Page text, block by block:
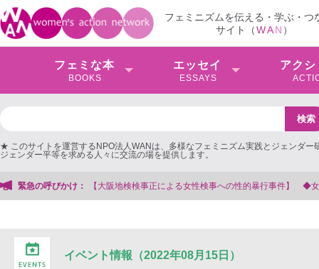
フェミニズムを伝える・学ぶ・つ
サイト（WAN ）
フェミな本
BOOKS
エッセイ
ESSAYS
アクシ
★ このサイトを運営するNPO法人WANは、多様なフェミニズム実践とジェンダー
ジェンダー平等を求める人々に交流の場を提供します。
緊急の呼びかけ：
阪地検検事正による女性検事への性的暴行事件】 ◆女性検事を支援する会事務
イベント情報（2022年08月15日）